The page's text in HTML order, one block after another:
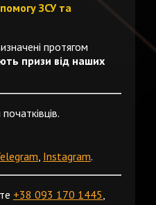
ЗСУ та
протягом
призи від наших
, Instagram.
+38 093 170 1445,